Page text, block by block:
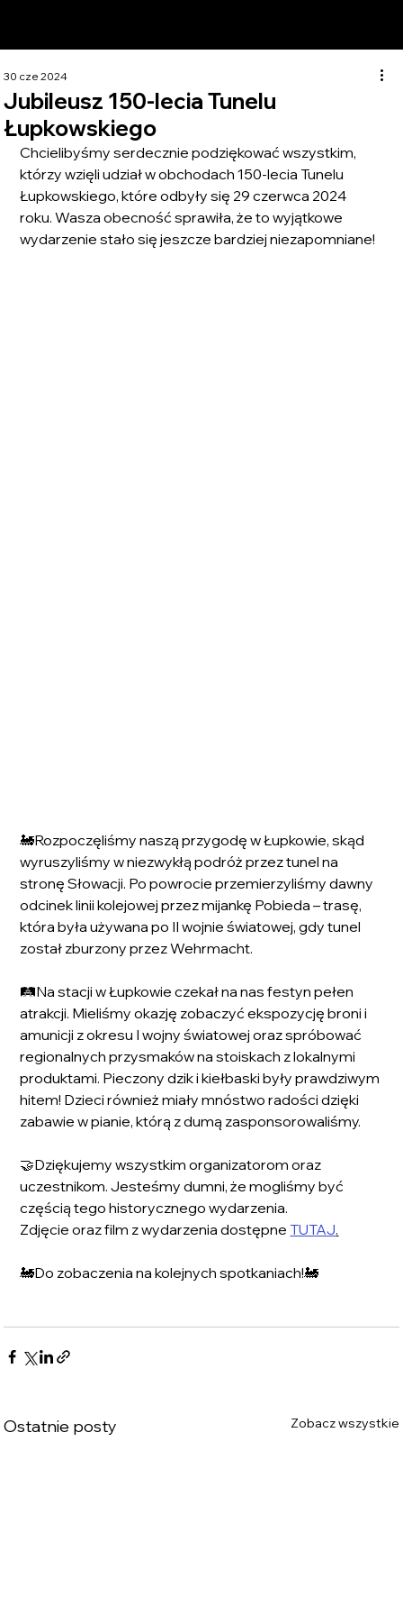
Jubileusz 150-lecia Tunelu
Łupkowskiego
30 cze 2024
Chcielibyśmy serdecznie podziękować wszystkim,
którzy wzięli udział w obchodach 150-lecia Tunelu
Łupkowskiego, które odbyły się 29 czerwca 2024
roku. Wasza obecność sprawiła, że to wyjątkowe
wydarzenie stało się jeszcze bardziej niezapomniane!
🚂Rozpoczęliśmy naszą przygodę w Łupkowie, skąd
wyruszyliśmy w niezwykłą podróż przez tunel na
stronę Słowacji. Po powrocie przemierzyliśmy dawny
odcinek linii kolejowej przez mijankę Pobieda – trasę,
która była używana po II wojnie światowej, gdy tunel
został zburzony przez Wehrmacht.
🛤️Na stacji w Łupkowie czekał na nas festyn pełen
atrakcji. Mieliśmy okazję zobaczyć ekspozycję broni i
amunicji z okresu I wojny światowej oraz spróbować
regionalnych przysmaków na stoiskach z lokalnymi
produktami. Pieczony dzik i kiełbaski były prawdziwym
hitem! Dzieci również miały mnóstwo radości dzięki
zabawie w pianie, którą z dumą zasponsorowaliśmy.
🤝Dziękujemy wszystkim organizatorom oraz
uczestnikom. Jesteśmy dumni, że mogliśmy być
częścią tego historycznego wydarzenia.
Zdjęcie oraz film z wydarzenia dostępne TUTAJ.
🚂Do zobaczenia na kolejnych spotkaniach!🚂
Ostatnie posty Zobacz wszystkie